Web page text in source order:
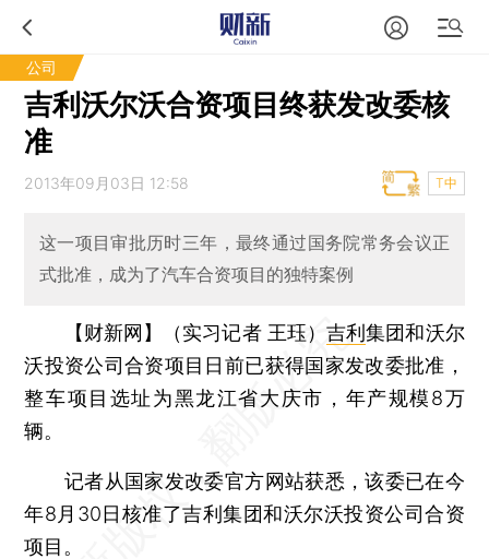
公司
吉利沃尔沃合资项目终获发改委核
准
2013年09月03日 12:58 T中
这一项目审批历时三年，最终通过国务院常务会议正
式批准，成为了汽车合资项目的独特案例
【财新网】（实习记者 王珏）吉利集团和沃尔
沃投资公司合资项目日前已获得国家发改委批准，
整车项目选址为黑龙江省大庆市，年产规模8万
辆。
记者从国家发改委官方网站获悉，该委已在今
年8月30日核准了吉利集团和沃尔沃投资公司合资
项目。